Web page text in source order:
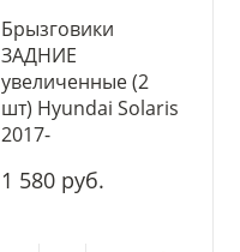
Брызговики
ЗАДНИЕ
увеличенные (2
шт) Hyundai Solaris
2017-
1 580 руб.